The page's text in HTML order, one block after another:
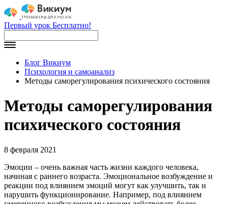
Первый урок Бесплатно!
Блог Викиум
Психология и самоанализ
Методы саморегулирования психического состояния
Методы саморегулирования
психического состояния
8 февраля 2021
Эмоции – очень важная часть жизни каждого человека,
начиная с раннего возраста. Эмоциональное возбуждение и
реакции под влиянием эмоций могут как улучшить, так и
нарушить функционирование. Например, под влиянием